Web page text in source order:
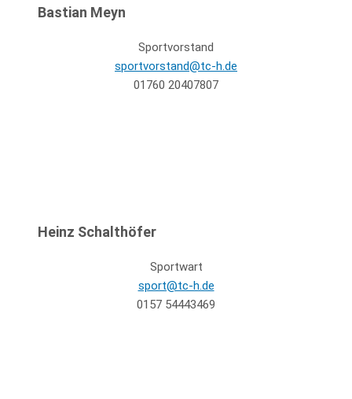
Bastian Meyn
Sportvorstand
sportvorstand@tc-h.de
01760 20407807
Heinz Schalthöfer
Sportwart
sport@tc-h.de
0157 54443469